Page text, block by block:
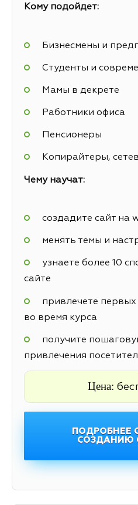
Кому подойдет:
Бизнесмены и
Студенты и
Мамы в декрете
Работники офиса
Пенсионеры
Копирайтеры,
Чему научат:
создадите сайт на
менять темы и
узнаете более 10
сайте
привлечете первых
во время курса
получите
привлечения
Цена:
ПОДРОБНЕЕ
СОЗДАНИЮ